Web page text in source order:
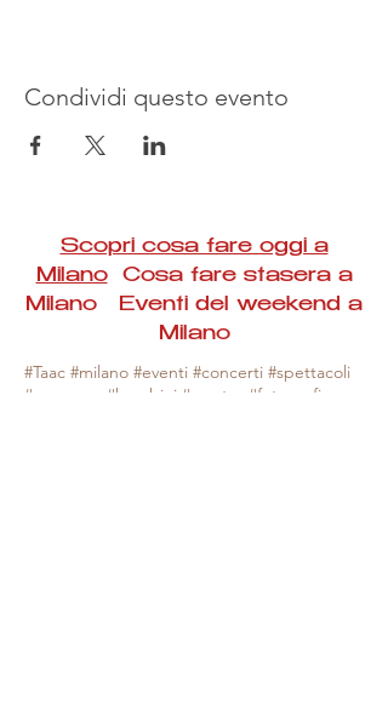
Condividi questo evento
Scopri cosa fare oggi a
MilanoCosa fare stasera a
Milano Eventi del weekend a
Milano
#Taac #milano #eventi #concerti #spettacoli
#rassegne #bambini #mostre #fotografia